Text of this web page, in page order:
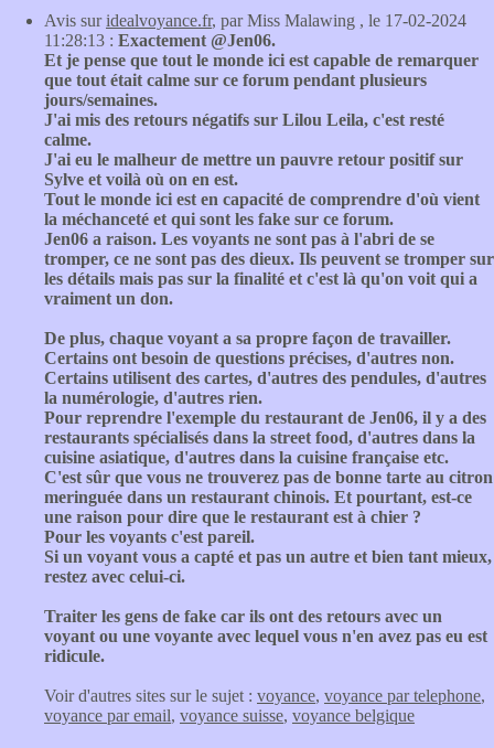
Avis suridealvoyance.fr, par Miss Malawing , le 17-02-2024
11:28:13 : Exactement @Jen06.
Et je pense que tout le monde ici est capable de remarquer
que tout était calme sur ce forum pendant plusieurs
jours/semaines.
J'ai mis des retours négatifs sur Lilou Leila, c'est resté
calme.
J'ai eu le malheur de mettre un pauvre retour positif sur
Sylve et voilà où on en est.
Tout le monde ici est en capacité de comprendre d'où vient
la méchanceté et qui sont les fake sur ce forum.
Jen06 a raison. Les voyants ne sont pas à l'abri de se
tromper, ce ne sont pas des dieux. Ils peuvent se tromper sur
les détails mais pas sur la finalité et c'est là qu'on voit qui a
vraiment un don.
De plus, chaque voyant a sa propre façon de travailler.
Certains ont besoin de questions précises, d'autres non.
Certains utilisent des cartes, d'autres des pendules, d'autres
la numérologie, d'autres rien.
Pour reprendre l'exemple du restaurant de Jen06, il y a des
restaurants spécialisés dans la street food, d'autres dans la
cuisine asiatique, d'autres dans la cuisine française etc.
C'est sûr que vous ne trouverez pas de bonne tarte au citron
meringuée dans un restaurant chinois. Et pourtant, est-ce
une raison pour dire que le restaurant est à chier ?
Pour les voyants c'est pareil.
Si un voyant vous a capté et pas un autre et bien tant mieux,
restez avec celui-ci.
Traiter les gens de fake car ils ont des retours avec un
voyant ou une voyante avec lequel vous n'en avez pas eu est
ridicule.
Voir d'autres sites sur le sujet : voyance, voyance par telephone,
voyance par email, voyance suisse, voyance belgique